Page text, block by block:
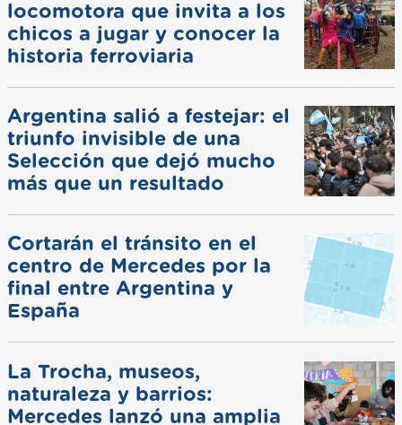
locomotora que invita a los
chicos a jugar y conocer la
historia ferroviaria
Argentina salió a festejar: el
triunfo invisible de una
Selección que dejó mucho
más que un resultado
Cortarán el tránsito en el
centro de Mercedes por la
final entre Argentina y
España
La Trocha, museos,
naturaleza y barrios:
Mercedes lanzó una amplia